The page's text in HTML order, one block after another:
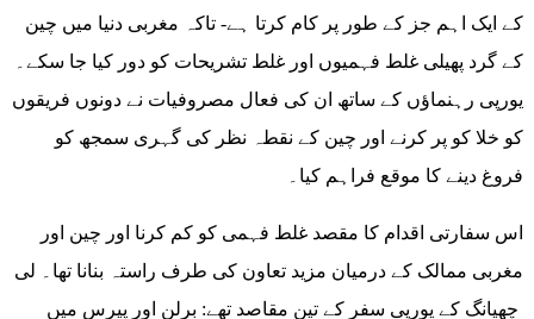
کے ایک اہم جز کے طور پر کام کرتا ہے- تاکہ مغربی دنیا میں چین
کے گرد پھیلی غلط فہمیوں اور غلط تشریحات کو دور کیا جا سکے۔
یورپی رہنماؤں کے ساتھ ان کی فعال مصروفیات نے دونوں فریقوں
کو خلا کو پر کرنے اور چین کے نقطہ نظر کی گہری سمجھ کو
فروغ دینے کا موقع فراہم کیا۔
اس سفارتی اقدام کا مقصد غلط فہمی کو کم کرنا اور چین اور
مغربی ممالک کے درمیان مزید تعاون کی طرف راستہ بنانا تھا۔ لی
چھیانگ کے یورپی سفر کے تین مقاصد تھے: برلن اور پیرس میں